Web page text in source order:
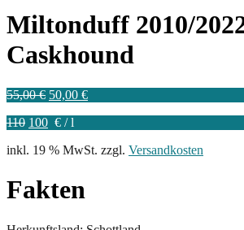
Miltonduff 2010/
Caskhound
55,00€ Ursprünglicher
war:
50,00 €Aktueller
110 100 € /l
inkl. 19 % MwSt. zzgl. Versandkosten
Fakten